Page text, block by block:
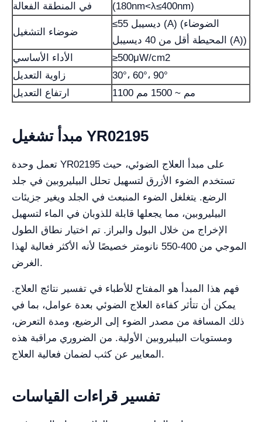
في المنطقة الفعالة
(180nm<λ≤400nm)
ضوضاء التشغيل
≤55 ديسيبل (A) (الضوضاء
المحيطة أقل من 40 ديسيبل (A))
الأداء الأساسي
≥500μW/cm2
زاوية التعديل
30°، 60°، 90°
ارتفاع التعديل
1100 مم ~ 1500 مم
مبدأ تشغيل YR02195
تعمل وحدة YR02195 على مبدأ العلاج الضوئي، حيث
تستخدم الضوء الأزرق لتسهيل تحلل البيليروبين في جلد
الرضع. يتغلغل الضوء المنبعث في الجلد ويغير جزيئات
البيليروبين، مما يجعلها قابلة للذوبان في الماء لتسهيل
الإخراج من خلال البول والبراز. تم اختيار نطاق الطول
الموجي من 400-550 نانومتر خصيصًا لأنه الأكثر فعالية لهذا
الغرض.
فهم هذا المبدأ هو المفتاح للأطباء في تفسير نتائج العلاج.
يمكن أن تتأثر كفاءة العلاج الضوئي بعدة عوامل، بما في
ذلك المسافة من مصدر الضوء إلى الرضيع، ومدة التعرض،
ومستويات البيليروبين الأولية. من الضروري مراقبة هذه
المعايير عن كثب لضمان فعالية العلاج.
تفسير قراءات القياسات